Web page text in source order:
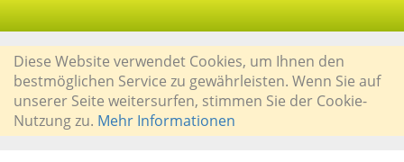
Diese Website verwendet Cookies, um Ihnen den
bestmöglichen Service zu gewährleisten. Wenn Sie auf
unserer Seite weitersurfen, stimmen Sie der Cookie-
Nutzung zu. Mehr Informationen